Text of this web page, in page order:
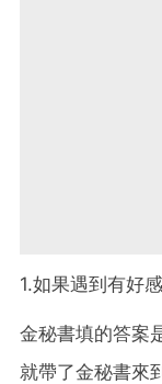
1.如果遇到有好
金秘書填的答案
就帶了金秘書來